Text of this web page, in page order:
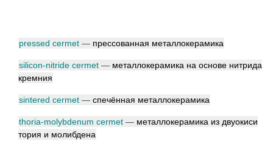
pressed cermet — прессованная металлокерамика
silicon-nitride cermet — металлокерамика на основе нитрида
кремния
sintered cermet — спечённая металлокерамика
thoria-molybdenum cermet — металлокерамика из двуокиси
тория и молибдена